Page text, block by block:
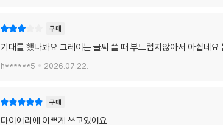
구매
기대를 했나봐요 그레이는 글씨 쓸 때 부드럽지않아서 아쉽네
h******5 2026.07.22.
구매
다이어리에 이쁘게 쓰고있어요